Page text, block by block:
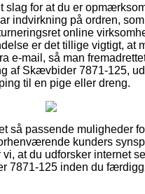
slag for at du er
indvirkning på ordren, som
online
er det tillige vigtigt, at
e-mail, så man
af Skævbider 7871-125,
til en pige eller dreng.
så passende muligheder
kunders
at du udforsker internet
7871-125 inden du